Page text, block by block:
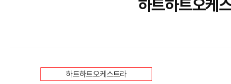
하트하트오케
하트하트오케스트라